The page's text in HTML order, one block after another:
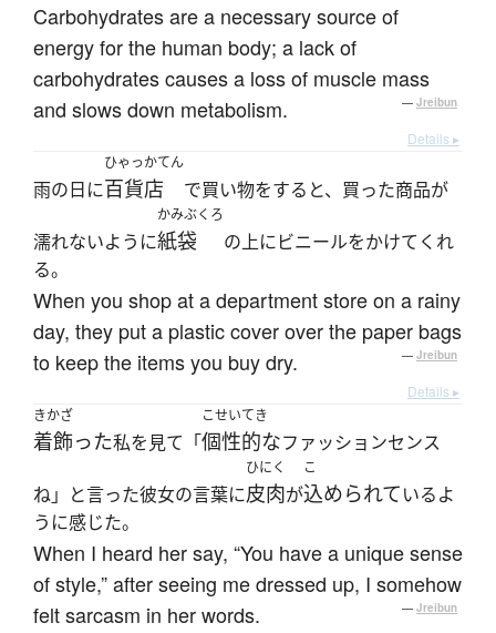
Carbohydrates are a necessary source of
energy for the human body; a lack of
carbohydrates causes a loss of muscle mass
and slows down metabolism.
— Jreibun
Details ▸
雨の日に
ひゃっかてん
百貨店 で買い物をすると、買った商品が
濡れないように
かみぶくろ
紙袋
の上にビニールをかけてくれ
る。
When you shop at a department store on a rainy
day, they put a plastic cover over the paper bags
to keep the items you buy dry.
— Jreibun
Details ▸
きかざ
着飾った私を見て「
こせいてき
個性的なファッションセンス
ね」と言った彼女の言葉に
ひにく
皮肉が
こ
込められているよ
うに感じた。
When I heard her say, “You have a unique sense
of style,” after seeing me dressed up, I somehow
felt sarcasm in her words.
— Jreibun